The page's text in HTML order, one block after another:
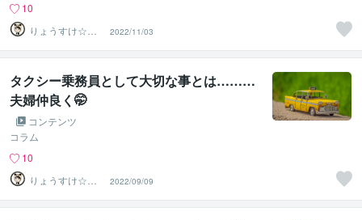
10
りょうすけ☆や
さしい介護タク
シー
2022/11/03
タクシー乗務員として大切な事とは………
夫婦仲良く🤭
コンテンツ
コラム
10
りょうすけ☆や
さしい介護タク
シー
2022/09/09